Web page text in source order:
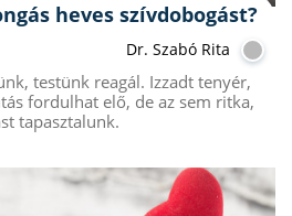
heves szívdobogást?
Dr. Szabó Rita
testünk reagál. Izzadt tenyér,
fordulhat elő, de az sem ritka,
tapasztalunk.